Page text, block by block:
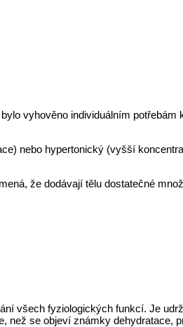
vyhověno individuálním potřebám
nebo hypertonický (vyšší
že dodávají tělu dostatečné
všech fyziologických funkcí. Je
se objeví známky dehydratace,